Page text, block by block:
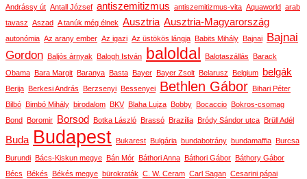
Andrássy út Antall József antiszemitizmus antiszemitizmus-vita Aquaworld arab
tavasz Aszad A tanúk még élnek Ausztria Ausztria-Magyarország
autonómia Az arany ember Az igazi Az üstökös lángja Babits Mihály Bajnai Bajnai
Gordon
Baljós árnyak Balogh István baloldal Balotaszállás
Barack
Obama
Bara Margit Baranya Basta Bayer Bayer Zsolt Belarusz Belgium belgák
Berija Berkesi András Berzsenyi Bessenyei Bethlen Gábor
Bihari Péter
Bilbó
Bimbó Mihály birodalom BKV Blaha Lujza Bobby Bocaccio
Bokros-csomag
Bond
Boromir Borsod Botka László Brassó Brazília Bródy Sándor utca Brüll Adél
Buda Budapest Bukarest Bulgária bundabotrány bundamaffia Burcsa
Burundi Bács-Kiskun megye Bán Mór Báthori Anna Báthori Gábor
Báthory Gábor
Bécs
Békés Békés megye bürokraták C. W. Ceram Carl Sagan Cesarini pápai